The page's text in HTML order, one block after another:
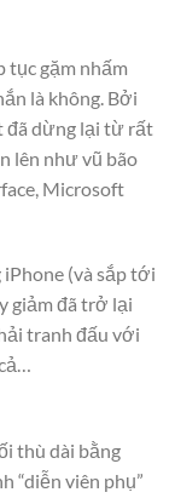
tục gặm nhấm
là không. Bởi
đã dừng lại từ rất
lên như vũ bão
Microsoft
iPhone (và sắp tới
giảm đã trở lại
tranh đấu với
thù dài bằng
“diễn viên phụ”